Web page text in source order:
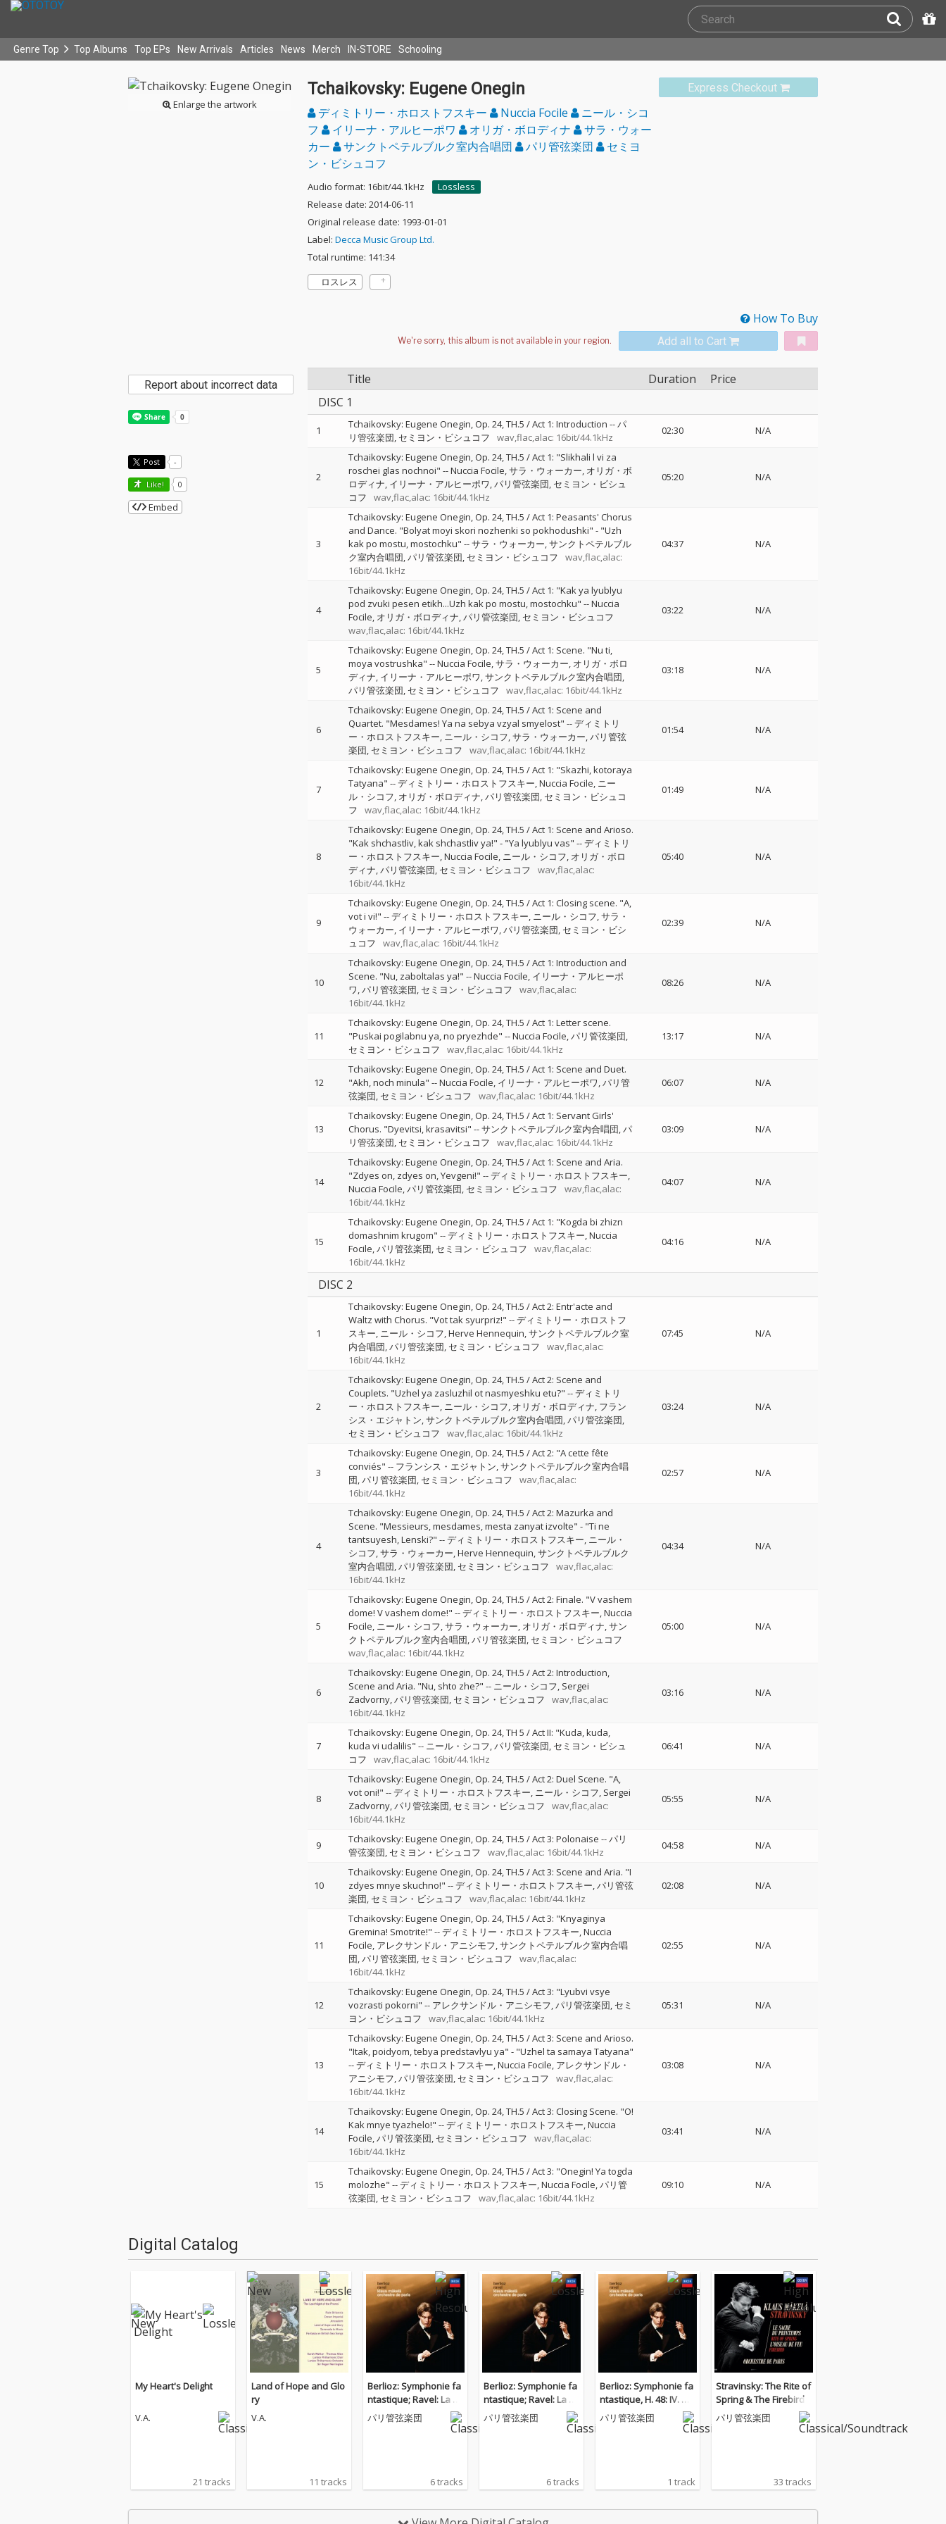
Genre Top Top Albums Top EPs New Arrivals Articles News Merch IN-STORE Schooling
Enlarge the artwork
Express Checkout
Tchaikovsky: Eugene Onegin
ディミトリー・ホロストフスキー Nuccia Focile
ニール・シコ
フ
イリーナ・アルヒーポワ オリガ・ボロディナ
サラ・ウォー
カー
サンクトペテルブルク室内合唱団 パリ管弦楽団
セミヨ
ン・ビシュコフ
Audio format: 16bit/44.1kHz
Lossless
Release date: 2014-06-11
Original release date: 1993-01-01
Label: Decca Music Group Ltd.
Total runtime: 141:34
ロスレス
How To Buy
Add all to Cart
Title Duration
Price
DISC 1
1 Tchaikovsky: Eugene Onegin, Op. 24, TH.5 / Act 1: Introduction --パ
リ管弦楽団 セミヨン・ビシュコフ wav,flac,alac: 16bit/44.1kHz
02:30 N/A
2
Tchaikovsky: Eugene Onegin, Op. 24, TH.5 / Act 1: "Slikhali l vi za
roschei glas nochnoi" --Nuccia Focile サラ・ウォーカー オリガ・ボ
ロディナ イリーナ・アルヒーポワ パリ管弦楽団 セミヨン・ビシュ
コフ
wav,flac,alac: 16bit/44.1kHz
05:20 N/A
3
Tchaikovsky: Eugene Onegin, Op. 24, TH.5 / Act 1: Peasants' Chorus
and Dance. "Bolyat moyi skori nozhenki so pokhodushki" - "Uzh
kak po mostu, mostochku" --サラ・ウォーカー サンクトペテルブル
ク室内合唱団 パリ管弦楽団 セミヨン・ビシュコフ
wav,flac,alac:
16bit/44.1kHz
04:37 N/A
4
Tchaikovsky: Eugene Onegin, Op. 24, TH.5 / Act 1: "Kak ya lyublyu
pod zvuki pesen etikh...Uzh kak po mostu, mostochku" --Nuccia
Focile オリガ・ボロディナ パリ管弦楽団 セミヨン・ビシュコフ
wav,flac,alac: 16bit/44.1kHz
03:22 N/A
5
Tchaikovsky: Eugene Onegin, Op. 24, TH.5 / Act 1: Scene. "Nu ti,
moya vostrushka" --Nuccia Focile サラ・ウォーカー オリガ・ボロ
ディナ イリーナ・アルヒーポワ サンクトペテルブルク室内合唱団
パリ管弦楽団 セミヨン・ビシュコフ wav,flac,alac: 16bit/44.1kHz
03:18 N/A
6
Tchaikovsky: Eugene Onegin, Op. 24, TH.5 / Act 1: Scene and
Quartet. "Mesdames! Ya na sebya vzyal smyelost" --ディミトリ
ー・ホロストフスキー ニール・シコフ サラ・ウォーカー パリ管弦
楽団 セミヨン・ビシュコフ wav,flac,alac: 16bit/44.1kHz
01:54 N/A
7
Tchaikovsky: Eugene Onegin, Op. 24, TH.5 / Act 1: "Skazhi, kotoraya
Tatyana" --ディミトリー・ホロストフスキー Nuccia Focile ニー
ル・シコフ オリガ・ボロディナ パリ管弦楽団 セミヨン・ビシュコ
フ
wav,flac,alac: 16bit/44.1kHz
01:49 N/A
8
Tchaikovsky: Eugene Onegin, Op. 24, TH.5 / Act 1: Scene and Arioso.
"Kak shchastliv, kak shchastliv ya!" - "Ya lyublyu vas" --ディミトリ
ー・ホロストフスキー Nuccia Focile ニール・シコフ オリガ・ボロ
ディナ パリ管弦楽団 セミヨン・ビシュコフ
wav,flac,alac:
16bit/44.1kHz
05:40 N/A
9
Tchaikovsky: Eugene Onegin, Op. 24, TH.5 / Act 1: Closing scene. "A,
vot i vi!" --ディミトリー・ホロストフスキー ニール・シコフ サラ・
ウォーカー イリーナ・アルヒーポワ パリ管弦楽団 セミヨン・ビシ
ュコフ
wav,flac,alac: 16bit/44.1kHz
02:39 N/A
10
Tchaikovsky: Eugene Onegin, Op. 24, TH.5 / Act 1: Introduction and
Scene. "Nu, zaboltalas ya!" --Nuccia Focile イリーナ・アルヒーポ
ワ パリ管弦楽団 セミヨン・ビシュコフ
wav,flac,alac:
16bit/44.1kHz
08:26 N/A
11
Tchaikovsky: Eugene Onegin, Op. 24, TH.5 / Act 1: Letter scene.
"Puskai pogilabnu ya, no pryezhde" --Nuccia Focile パリ管弦楽団
セミヨン・ビシュコフ
wav,flac,alac: 16bit/44.1kHz
13:17 N/A
12
Tchaikovsky: Eugene Onegin, Op. 24, TH.5 / Act 1: Scene and Duet.
"Akh, noch minula" --Nuccia Focile イリーナ・アルヒーポワ パリ管
弦楽団 セミヨン・ビシュコフ wav,flac,alac: 16bit/44.1kHz
06:07 N/A
13
Tchaikovsky: Eugene Onegin, Op. 24, TH.5 / Act 1: Servant Girls'
Chorus. "Dyevitsi, krasavitsi" --サンクトペテルブルク室内合唱団 パ
リ管弦楽団 セミヨン・ビシュコフ wav,flac,alac: 16bit/44.1kHz
03:09 N/A
14
Tchaikovsky: Eugene Onegin, Op. 24, TH.5 / Act 1: Scene and Aria.
"Zdyes on, zdyes on, Yevgeni!" --ディミトリー・ホロストフスキー
Nuccia Focile パリ管弦楽団 セミヨン・ビシュコフ
wav,flac,alac:
16bit/44.1kHz
04:07 N/A
15
Tchaikovsky: Eugene Onegin, Op. 24, TH.5 / Act 1: "Kogda bi zhizn
domashnim krugom" --ディミトリー・ホロストフスキー Nuccia
Focile パリ管弦楽団 セミヨン・ビシュコフ
wav,flac,alac:
16bit/44.1kHz
04:16 N/A
DISC 2
1
Tchaikovsky: Eugene Onegin, Op. 24, TH.5 / Act 2: Entr'acte and
Waltz with Chorus. "Vot tak syurpriz!" --ディミトリー・ホロストフ
スキー ニール・シコフ Herve Hennequin サンクトペテルブルク室
内合唱団 パリ管弦楽団 セミヨン・ビシュコフ
wav,flac,alac:
16bit/44.1kHz
07:45 N/A
2
Tchaikovsky: Eugene Onegin, Op. 24, TH.5 / Act 2: Scene and
Couplets. "Uzhel ya zasluzhil ot nasmyeshku etu?" --ディミトリ
ー・ホロストフスキー ニール・シコフ オリガ・ボロディナ フラン
シス・エジャトン サンクトペテルブルク室内合唱団 パリ管弦楽団
セミヨン・ビシュコフ
wav,flac,alac: 16bit/44.1kHz
03:24 N/A
3
Tchaikovsky: Eugene Onegin, Op. 24, TH.5 / Act 2: "A cette fête
conviés" -- フランシス・エジャトン サンクトペテルブルク室内合唱
団 パリ管弦楽団 セミヨン・ビシュコフ
wav,flac,alac:
16bit/44.1kHz
02:57 N/A
4
Tchaikovsky: Eugene Onegin, Op. 24, TH.5 / Act 2: Mazurka and
Scene. "Messieurs, mesdames, mesta zanyat izvolte" - "Ti ne
tantsuyesh, Lenski?" --ディミトリー・ホロストフスキー ニール・
シコフ サラ・ウォーカー Herve Hennequin サンクトペテルブルク
室内合唱団 パリ管弦楽団 セミヨン・ビシュコフ
wav,flac,alac:
16bit/44.1kHz
04:34 N/A
5
Tchaikovsky: Eugene Onegin, Op. 24, TH.5 / Act 2: Finale. "V vashem
dome! V vashem dome!" --ディミトリー・ホロストフスキー Nuccia
Focile ニール・シコフ サラ・ウォーカー オリガ・ボロディナ サン
クトペテルブルク室内合唱団 パリ管弦楽団 セミヨン・ビシュコフ
wav,flac,alac: 16bit/44.1kHz
05:00 N/A
6
Tchaikovsky: Eugene Onegin, Op. 24, TH.5 / Act 2: Introduction,
Scene and Aria. "Nu, shto zhe?" -- ニール・シコフ Sergei
Zadvorny パリ管弦楽団 セミヨン・ビシュコフ
wav,flac,alac:
16bit/44.1kHz
03:16 N/A
7
Tchaikovsky: Eugene Onegin, Op. 24, TH 5 / Act II: "Kuda, kuda,
kuda vi udalilis" -- ニール・シコフ パリ管弦楽団 セミヨン・ビシュ
コフ
wav,flac,alac: 16bit/44.1kHz
06:41 N/A
8
Tchaikovsky: Eugene Onegin, Op. 24, TH.5 / Act 2: Duel Scene. "A,
vot oni!" --ディミトリー・ホロストフスキー ニール・シコフ Sergei
Zadvorny パリ管弦楽団 セミヨン・ビシュコフ
wav,flac,alac:
16bit/44.1kHz
05:55 N/A
9 Tchaikovsky: Eugene Onegin, Op. 24, TH.5 / Act 3: Polonaise --パリ
管弦楽団 セミヨン・ビシュコフ wav,flac,alac: 16bit/44.1kHz
04:58 N/A
10
Tchaikovsky: Eugene Onegin, Op. 24, TH.5 / Act 3: Scene and Aria. "I
zdyes mnye skuchno!" --ディミトリー・ホロストフスキー パリ管弦
楽団 セミヨン・ビシュコフ wav,flac,alac: 16bit/44.1kHz
02:08 N/A
11
Tchaikovsky: Eugene Onegin, Op. 24, TH.5 / Act 3: "Knyaginya
Gremina! Smotrite!" --ディミトリー・ホロストフスキー Nuccia
Focile アレクサンドル・アニシモフ サンクトペテルブルク室内合唱
団 パリ管弦楽団 セミヨン・ビシュコフ
wav,flac,alac:
16bit/44.1kHz
02:55 N/A
12
Tchaikovsky: Eugene Onegin, Op. 24, TH.5 / Act 3: "Lyubvi vsye
vozrasti pokorni" -- アレクサンドル・アニシモフ パリ管弦楽団 セミ
ヨン・ビシュコフ
wav,flac,alac: 16bit/44.1kHz
05:31 N/A
13
Tchaikovsky: Eugene Onegin, Op. 24, TH.5 / Act 3: Scene and Arioso.
"Itak, poidyom, tebya predstavlyu ya" - "Uzhel ta samaya Tatyana"
--ディミトリー・ホロストフスキー Nuccia Focile アレクサンドル・
アニシモフ パリ管弦楽団 セミヨン・ビシュコフ
wav,flac,alac:
16bit/44.1kHz
03:08 N/A
14
Tchaikovsky: Eugene Onegin, Op. 24, TH.5 / Act 3: Closing Scene. "O!
Kak mnye tyazhelo!" --ディミトリー・ホロストフスキー Nuccia
Focile パリ管弦楽団 セミヨン・ビシュコフ
wav,flac,alac:
16bit/44.1kHz
03:41 N/A
15
Tchaikovsky: Eugene Onegin, Op. 24, TH.5 / Act 3: "Onegin! Ya togda
molozhe" --ディミトリー・ホロストフスキー Nuccia Focile パリ管
弦楽団 セミヨン・ビシュコフ wav,flac,alac: 16bit/44.1kHz
09:10 N/A
Report about incorrect data
Post -
Like! 0
Embed
Digital Catalog
My Heart's Delight
V.A.
21 tracks
Land of Hope and Glo
ry
V.A.
11 tracks
Berlioz: Symphonie fa
ntastique; Ravel: La va
lse
パリ管弦楽団
6 tracks
Berlioz: Symphonie fa
ntastique; Ravel: La va
lse
パリ管弦楽団
6 tracks
Berlioz: Symphonie fa
ntastique, H. 48: IV. Ma
rche au supplice
パリ管弦楽団
1 track
Stravinsky: The Rite of
Spring & The Firebird
パリ管弦楽団
33 tracks